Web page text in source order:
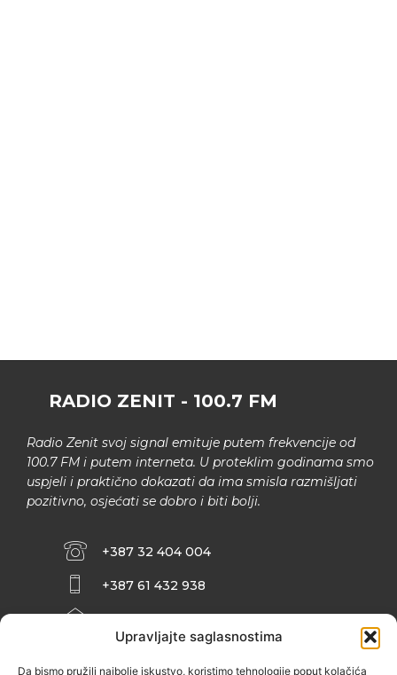
Upravljajte saglasnostima
Da bismo pružili najbolje iskustvo, koristimo tehnologije poput kolačića
RADIO ZENIT - 100.7 FM
Radio Zenit svoj signal emituje putem frekvencije od
100.7 FM i putem interneta. U proteklim godinama smo
uspjeli i praktično dokazati da ima smisla razmišljati
pozitivno, osjećati se dobro i biti bolji.
+387 32 404 004
+387 61 432 938
INFO@ZENIT.BA
ZENIČANKA, 3. SPRAT), 72000 ZENICA